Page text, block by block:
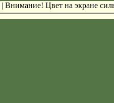
| Внимание! Цвет на экране